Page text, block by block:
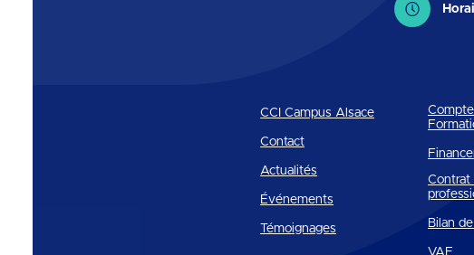
CCI Campus Alsace
Contact
Actualités
Événements
Témoignages
Contrat
Bilan
VAE